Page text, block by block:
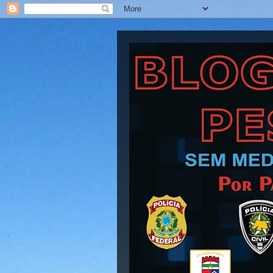
Blog Barra